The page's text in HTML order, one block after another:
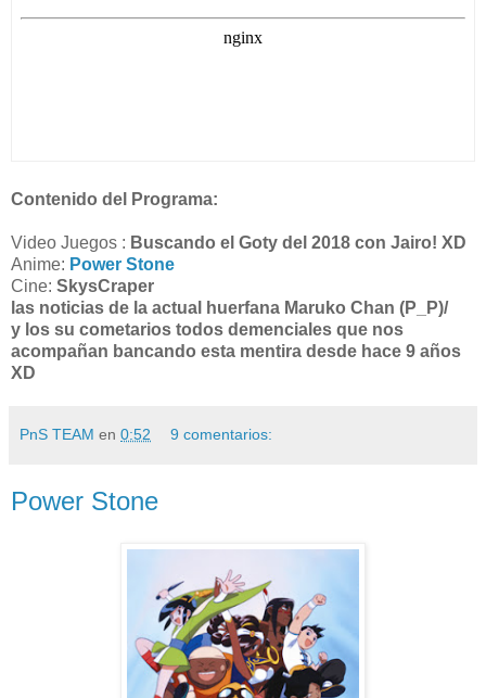
Contenido del Programa:
Video Juegos : Buscando el Goty del 2018 con Jairo! XD
Anime: Power Stone
Cine: SkysCraper
las noticias de la actual huerfana Maruko Chan (P_P)/
y los su cometarios todos demenciales que nos
acompañan bancando esta mentira desde hace 9 años
XD
PnS TEAM en 0:52 9 comentarios:
Power Stone